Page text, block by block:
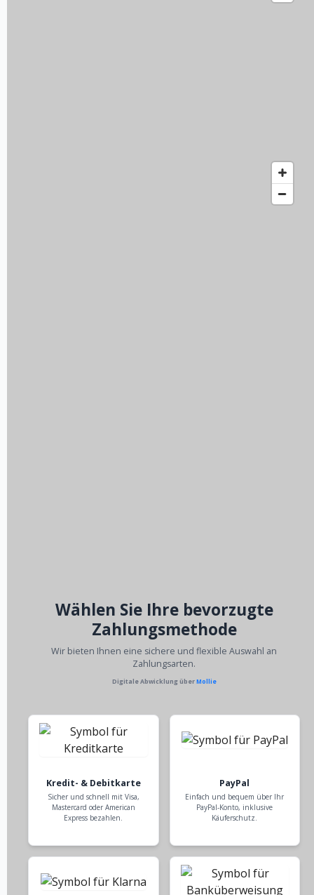
Wählen Sie Ihre bevorzugte
Zahlungsmethode
Wir bieten Ihnen eine sichere und flexible Auswahl an
Zahlungsarten.
Digitale Abwicklung überMollie
Kredit- & Debitkarte
Sicher und schnell mit Visa,
Mastercard oder American
Express bezahlen.
PayPal
Einfach und bequem über Ihr
PayPal-Konto, inklusive
Käuferschutz.